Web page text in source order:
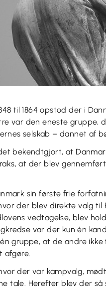
til 1864 opstod der i
var den eneste gruppe,
selskab – dannet af
bekendtgjort, at
at der blev
sin første frie
der blev direkte valg
vedtagelse, blev
var der kun én
gruppe, at de andre
afgøre.
der var kampvalg,
tale. Herefter blev der